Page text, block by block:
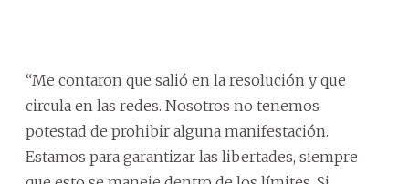
“Me contaron que salió en la resolución y que
circula en las redes. Nosotros no tenemos
potestad de prohibir alguna manifestación.
Estamos para garantizar las libertades, siempre